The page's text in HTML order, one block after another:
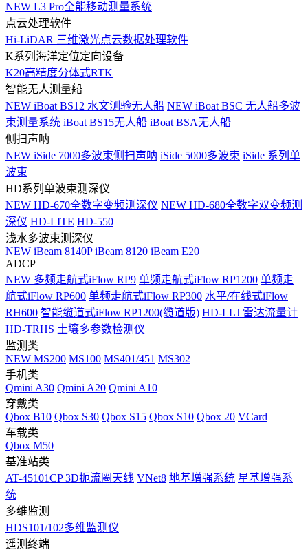
NEW L3 Pro全能移动测量系统
点云处理软件
Hi-LiDAR 三维激光点云数据处理软件
K系列海洋定位定向设备
K20高精度分体式RTK
智能无人测量船
NEW iBoat BS12 水文测验无人船 NEW iBoat BSC 无人船多波
束测量系统 iBoat BS15无人船 iBoat BSA无人船
侧扫声呐
NEW iSide 7000多波束侧扫声呐 iSide 5000多波束 iSide 系列单
波束
HD系列单波束测深仪
NEW HD-670全数字变频测深仪 NEW HD-680全数字双变频测
深仪 HD-LITE HD-550
浅水多波束测深仪
NEW iBeam 8140P iBeam 8120 iBeam E20
ADCP
NEW 多频走航式iFlow RP9 单频走航式iFlow RP1200 单频走
航式iFlow RP600 单频走航式iFlow RP300 水平/在线式iFlow
RH600 智能缆道式iFlow RP1200(缆道版) HD-LLJ 雷达流量计
HD-TRHS 土壤多参数检测仪
监测类
NEW MS200 MS100 MS401/451 MS302
手机类
Qmini A30 Qmini A20 Qmini A10
穿戴类
Qbox B10 Qbox S30 Qbox S15 Qbox S10 Qbox 20 VCard
车载类
Qbox M50
基准站类
AT-45101CP 3D扼流圈天线 VNet8 地基增强系统 星基增强系
统
多维监测
HDS101/102多维监测仪
遥测终端